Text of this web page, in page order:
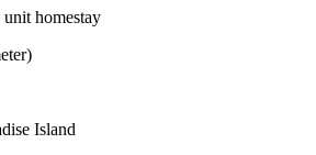
homestay
Island